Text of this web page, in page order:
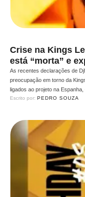
Crise na Kings
está “morta” e
As recentes declarações de
preocupação em torno da
ligados ao projeto na
da liga e levantou dúvidas
Escrito por: PEDRO SOUZA